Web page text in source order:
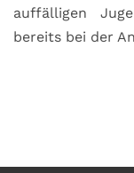
auffälligen
bereits bei der